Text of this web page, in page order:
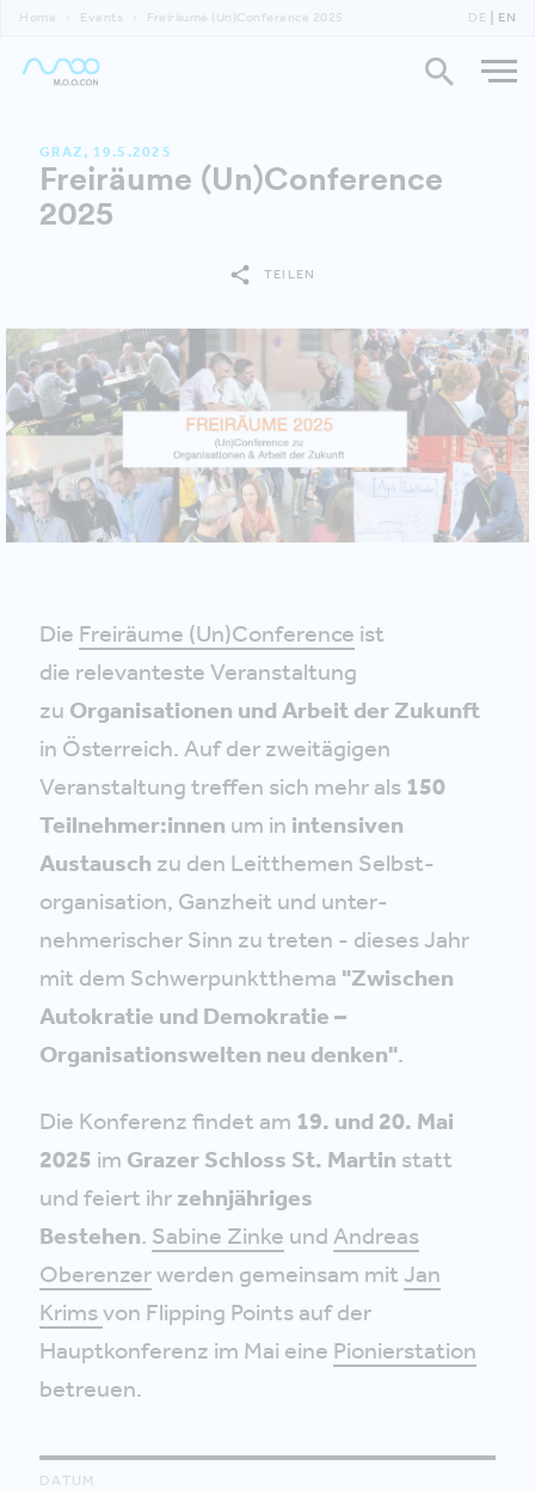
Home Events Freiräume (Un)Conference 2025 DE EN
GRAZ, 19.5.2025
Freiräume (Un)Conference
2025
TEILEN
Die Freiräume (Un)Conference ist
die relevanteste Veranstaltung
zu Organisationen und Arbeit der Zukunft
in Österreich. Auf der zweitägigen
Veranstaltung treffen sich mehr als 150
Teilnehmer:innen um in intensiven
Austausch zu den Leitthemen Selbst­
organisation, Ganzheit und unter­
nehmerischer Sinn zu treten - dieses Jahr
mit dem Schwerpunktthema "Zwischen
Autokratie und Demokratie –
Organisationswelten neu denken".
Die Konferenz findet am 19. und 20. Mai
2025 im Grazer Schloss St. Martin statt
und feiert ihr zehnjähriges
Bestehen. Sabine Zinke und Andreas
Oberenzerwerden gemeinsam mit Jan
Krimsvon Flipping Points auf der
Hauptkonferenz im Mai eine Pionierstation
betreuen.
DATUM